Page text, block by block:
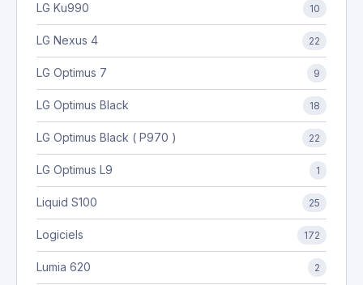
LG Ku990 10
LG Nexus 4 22
LG Optimus 7 9
LG Optimus Black 18
LG Optimus Black ( P970 ) 22
LG Optimus L9 1
Liquid S100 25
Logiciels 172
Lumia 620 2